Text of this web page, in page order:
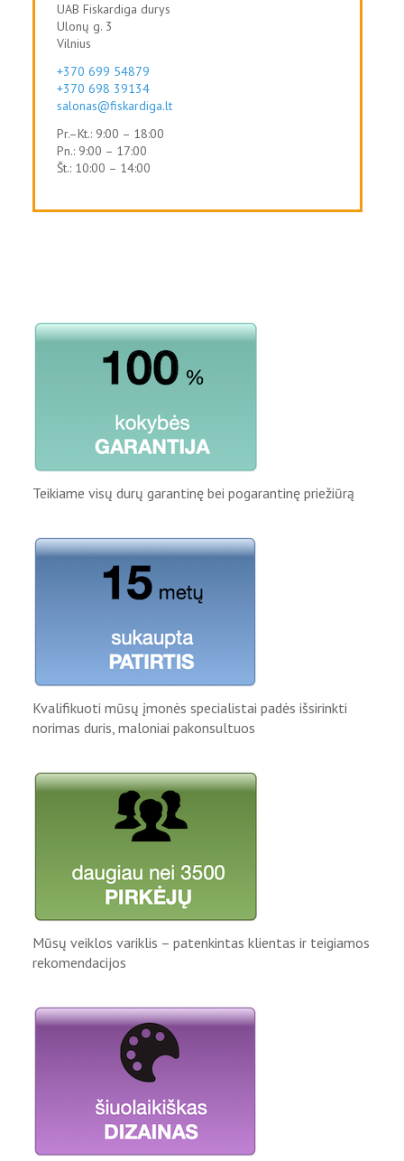
UAB Fiskardiga durys
Ulonų g. 3
Vilnius
+370 699 54879
+370 698 39134
salonas@fiskardiga.lt
Pr.–Kt.: 9:00 – 18:00
Pn.: 9:00 – 17:00
Št.: 10:00 – 14:00
Teikiame visų durų garantinę bei pogarantinę priežiūrą
Kvalifikuoti mūsų įmonės specialistai padės išsirinkti
norimas duris, maloniai pakonsultuos
Mūsų veiklos variklis – patenkintas klientas ir teigiamos
rekomendacijos